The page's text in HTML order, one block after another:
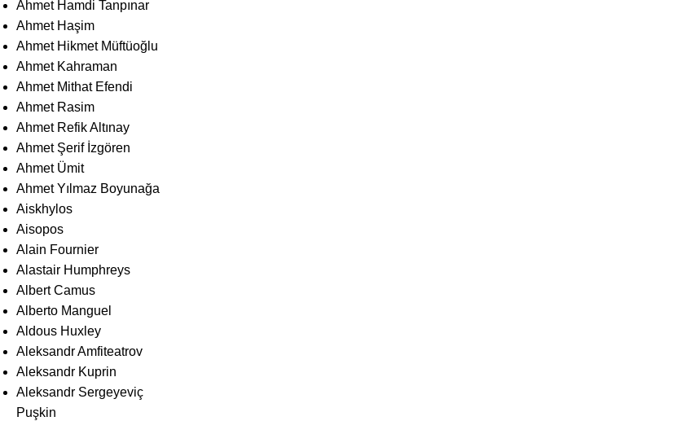
Ahmet Hamdi Tanpınar
Ahmet Haşim
Ahmet Hikmet Müftüoğlu
Ahmet Kahraman
Ahmet Mithat Efendi
Ahmet Rasim
Ahmet Refik Altınay
Ahmet Şerif İzgören
Ahmet Ümit
Ahmet Yılmaz Boyunağa
Aiskhylos
Aisopos
Alain Fournier
Alastair Humphreys
Albert Camus
Alberto Manguel
Aldous Huxley
Aleksandr Amfiteatrov
Aleksandr Kuprin
Aleksandr Sergeyeviç
Puşkin